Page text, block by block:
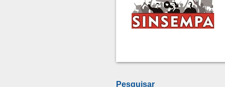
Pesquisar